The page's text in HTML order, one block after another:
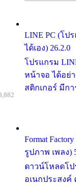
LINE PC (โป
ได้เอง) 26.2.0
โปรแกรม
หน้าจอ ได้อย่
สติกเกอร์ มีก
Format
รูปภาพ เพลง)
ดาวน์โหลดโป
อเนกประสงค์